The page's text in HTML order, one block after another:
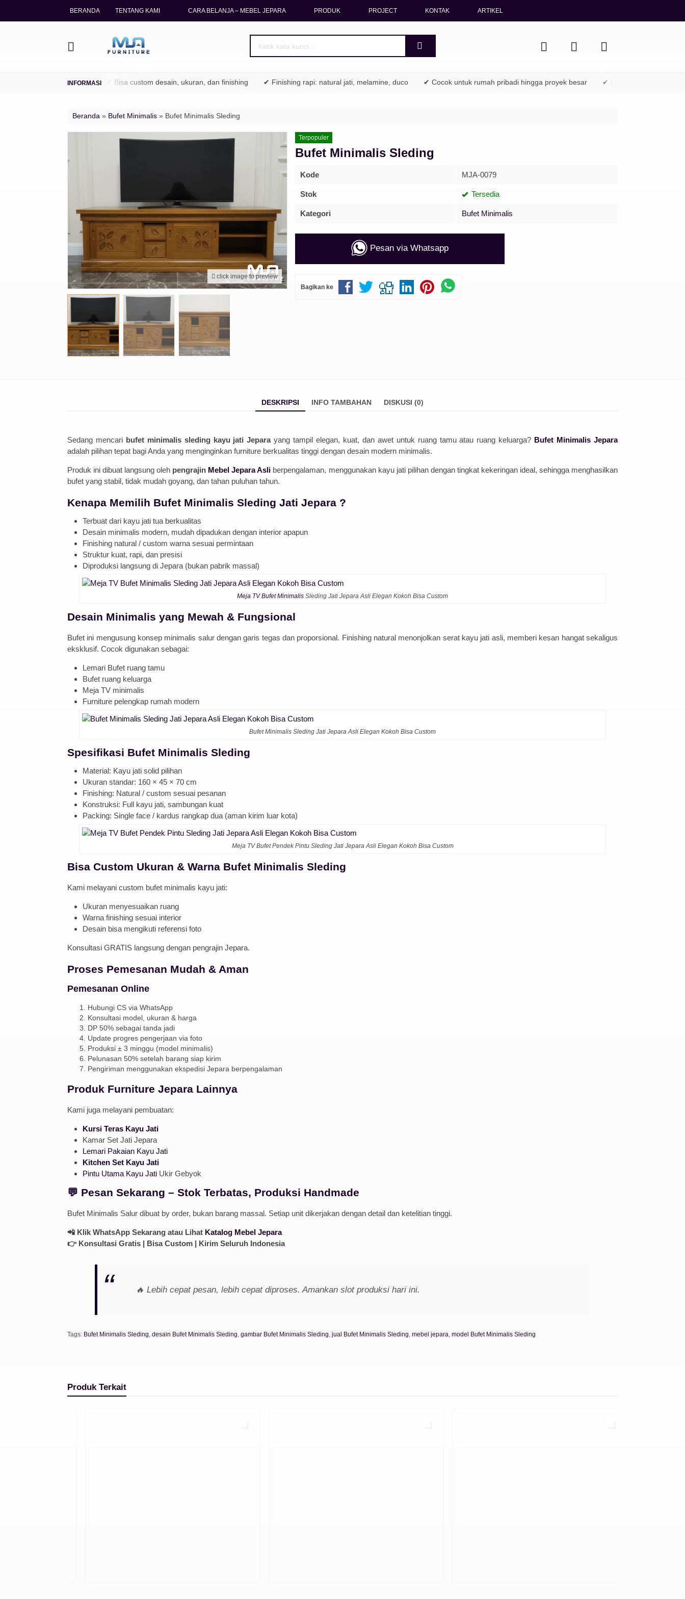
BERANDA TENTANG KAMI CARA BELANJA – MEBEL JEPARA PRODUK PROJECT KONTAK ARTIKEL
(TPK / Perhutani) ✔ Bisa custom desain, ukuran, dan finishing ✔ Finishing rapi: natural jati, melamine, duco ✔ Cocok untuk rumah pribadi hingga proyek besar ✔ Packing aman &
Beranda » Bufet Minimalis » Bufet Minimalis Sleding
click image to preview
Terpopuler
Bufet Minimalis Sleding
Kode MJA-0079
Stok Tersedia
Kategori Bufet Minimalis
Pesan via Whatsapp
Bagikan ke
DESKRIPSI INFO TAMBAHAN DISKUSI (0)
Sedang mencari bufet minimalis sleding kayu jati Jeparayang tampil elegan, kuat, dan awet untuk ruang tamu atau ruang keluarga? Bufet Minimalis Jepara
adalah pilihan tepat bagi Anda yang menginginkan furniture berkualitas tinggi dengan desain modern minimalis.
Produk ini dibuat langsung oleh pengrajin Mebel Jepara Asli berpengalaman, menggunakan kayu jati pilihan dengan tingkat kekeringan ideal, sehingga menghasilkan
bufet yang stabil, tidak mudah goyang, dan tahan puluhan tahun.
Kenapa Memilih Bufet Minimalis Sleding Jati Jepara ?
Terbuat dari kayu jati tua berkualitas
Desain minimalis modern, mudah dipadukan dengan interior apapun
Finishing natural / custom warna sesuai permintaan
Struktur kuat, rapi, dan presisi
Diproduksi langsung di Jepara (bukan pabrik massal)
Meja TV Bufet Minimalis Sleding Jati Jepara Asli Elegan Kokoh Bisa Custom
Desain Minimalis yang Mewah & Fungsional
Bufet ini mengusung konsep minimalis salur dengan garis tegas dan proporsional. Finishing natural menonjolkan serat kayu jati asli, memberi kesan hangat sekaligus
eksklusif. Cocok digunakan sebagai:
Lemari Bufet ruang tamu
Bufet ruang keluarga
Meja TV minimalis
Furniture pelengkap rumah modern
Bufet Minimalis Sleding Jati Jepara Asli Elegan Kokoh Bisa Custom
Spesifikasi Bufet Minimalis Sleding
Material: Kayu jati solid pilihan
Ukuran standar: 160 × 45 × 70 cm
Finishing: Natural / custom sesuai pesanan
Konstruksi: Full kayu jati, sambungan kuat
Packing: Single face / kardus rangkap dua (aman kirim luar kota)
Meja TV Bufet Pendek Pintu Sleding Jati Jepara Asli Elegan Kokoh Bisa Custom
Bisa Custom Ukuran & Warna Bufet Minimalis Sleding
Kami melayani custom bufet minimalis kayu jati:
Ukuran menyesuaikan ruang
Warna finishing sesuai interior
Desain bisa mengikuti referensi foto
Konsultasi GRATIS langsung dengan pengrajin Jepara.
Proses Pemesanan Mudah & Aman
Pemesanan Online
Hubungi CS via WhatsApp
Konsultasi model, ukuran & harga
DP 50% sebagai tanda jadi
Update progres pengerjaan via foto
Produksi ± 3 minggu (model minimalis)
Pelunasan 50% setelah barang siap kirim
Pengiriman menggunakan ekspedisi Jepara berpengalaman
Produk Furniture Jepara Lainnya
Kami juga melayani pembuatan:
Kursi Teras Kayu Jati
Kamar Set Jati Jepara
Lemari Pakaian Kayu Jati
Kitchen Set Kayu Jati
Pintu Utama Kayu Jati Ukir Gebyok
💬 Pesan Sekarang – Stok Terbatas, Produksi Handmade
Bufet Minimalis Salur dibuat by order, bukan barang massal. Setiap unit dikerjakan dengan detail dan ketelitian tinggi.
📲 Klik WhatsApp Sekarang atau Lihat Katalog Mebel Jepara
👉 Konsultasi Gratis | Bisa Custom | Kirim Seluruh Indonesia
🔥 Lebih cepat pesan, lebih cepat diproses. Amankan slot produksi hari ini.
Tags: Bufet Minimalis Sleding desain Bufet Minimalis Sleding gambar Bufet Minimalis Sleding jual Bufet Minimalis Sleding mebel jepara model Bufet Minimalis Sleding
Produk Terkait